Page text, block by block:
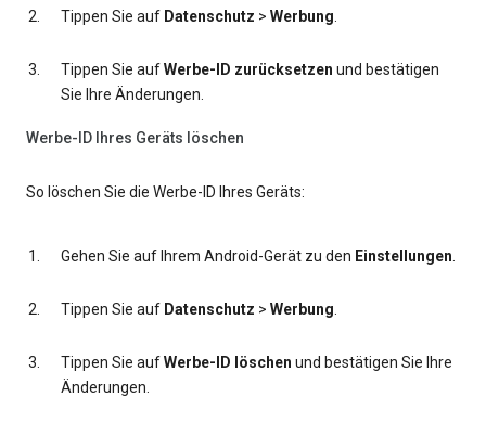
Tippen Sie auf Datenschutz > Werbung.
Tippen Sie aufWerbe-ID zurücksetzen und bestätigen
Sie Ihre Änderungen.
Werbe-ID Ihres Geräts löschen
So löschen Sie die Werbe-ID Ihres Geräts:
Gehen Sie auf Ihrem Android-Gerät zu den Einstellungen.
Tippen Sie auf Datenschutz > Werbung.
Tippen Sie aufWerbe-ID löschen und bestätigen Sie Ihre
Änderungen.